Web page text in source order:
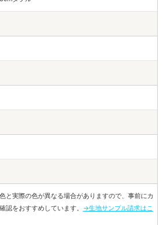
と実際の色が異なる場合がありますので、事前にカ
認をおすすめしています。 →生地サンプル請求はこ